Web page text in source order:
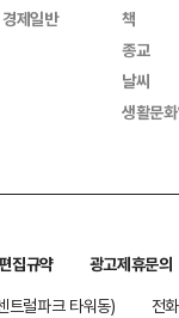
경제일반
책
종교
날씨
생활문
집규약
광고제휴문의
트럴파크 타워동)
전